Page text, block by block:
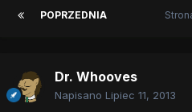
POPRZEDNIA
Dr. Whooves
Napisano Lipiec 11, 2013